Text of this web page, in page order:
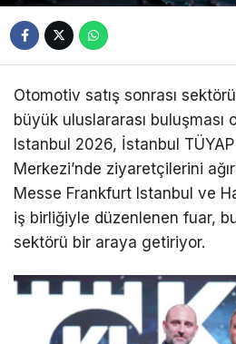
Otomotiv satış sonrası
büyük uluslararası buluşması
Istanbul 2026, İstanbul
Merkezi’nde ziyaretçilerini
Messe Frankfurt Istanbul ve
iş birliğiyle düzenlenen fuar,
sektörü bir araya getiriyor.